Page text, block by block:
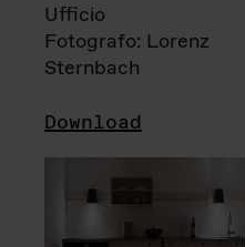
Ufficio
Fotografo: Lorenz
Sternbach
Download